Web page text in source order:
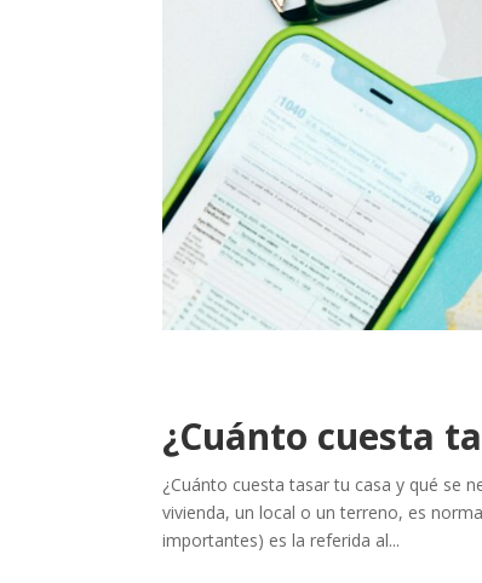
¿Cuánto cuesta
¿Cuánto cuesta tasar tu casa y qué se
vivienda, un local o un terreno, es
importantes) es la referida al...